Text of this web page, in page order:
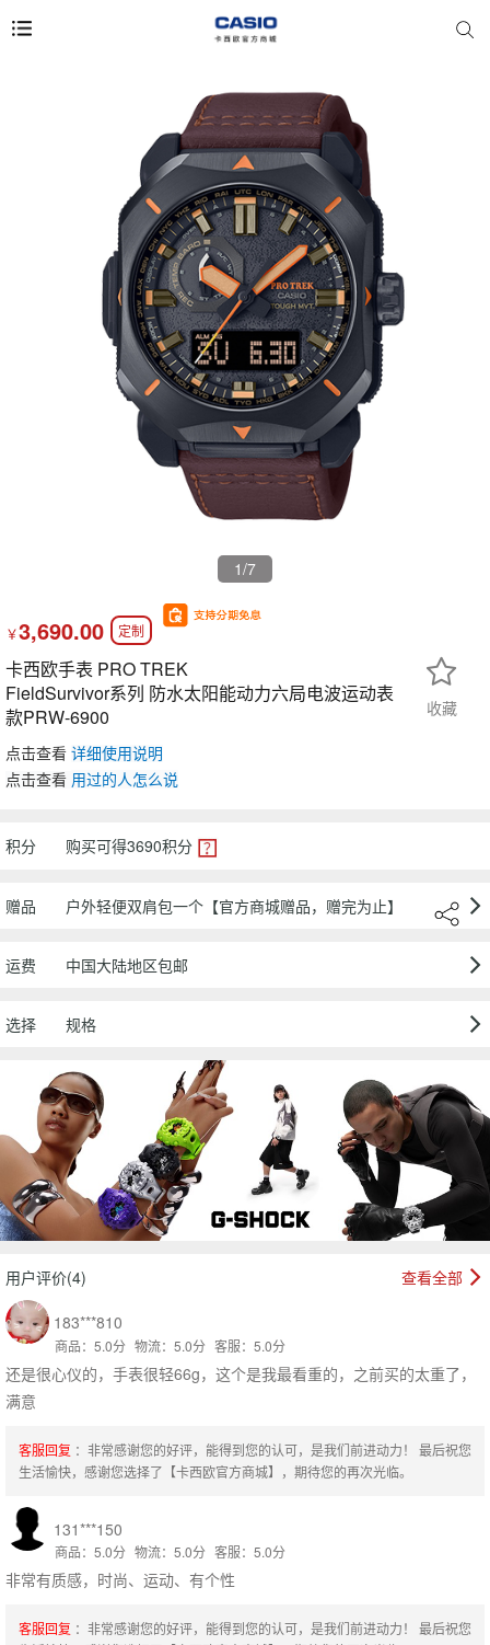
1/7
￥3,690.00 定制
卡西欧手表 PRO TREK
FieldSurvivor系列 防水太阳能动力六局电波运动表
款PRW-6900
点击查看 详细使用说明
点击查看 用过的人怎么说
收藏
积分 购买可得3690积分
赠品 户外轻便双肩包一个【官方商城赠品，赠完为止】
运费 中国大陆地区包邮
选择 规格
用户评价(4) 查看全部
183***810
商品：5.0分 物流：5.0分 客服：5.0分
还是很心仪的，手表很轻66g，这个是我最看重的，之前买的太重了，
满意
客服回复 ：非常感谢您的好评，能得到您的认可，是我们前进动力！ 最后祝您
生活愉快，感谢您选择了【卡西欧官方商城】，期待您的再次光临。
131***150
商品：5.0分 物流：5.0分 客服：5.0分
非常有质感，时尚、运动、有个性
客服回复 ：非常感谢您的好评，能得到您的认可，是我们前进动力！ 最后祝您